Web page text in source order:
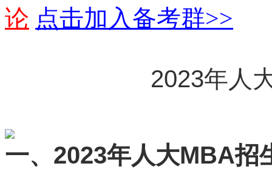
论 点击加入备考群>>
2023年人
一、2023年人大MBA招